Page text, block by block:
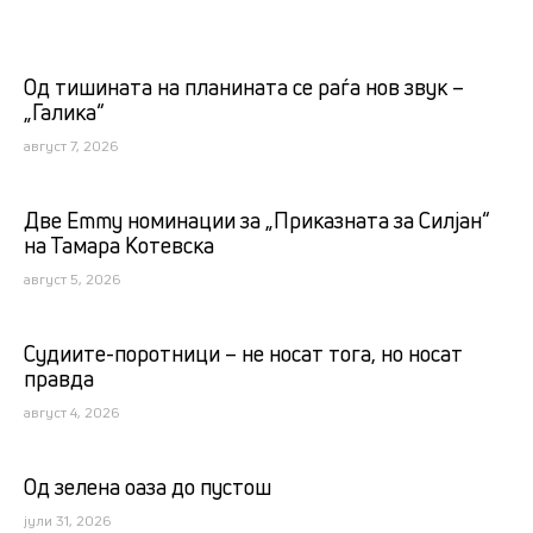
Од тишината на планината се раѓа нов звук –
„Галика“
август 7, 2026
Две Emmy номинации за „Приказната за Силјан“
на Тамара Котевска
август 5, 2026
Судиите-поротници – не носат тога, но носат
правда
август 4, 2026
Од зелена оаза до пустош
јули 31, 2026